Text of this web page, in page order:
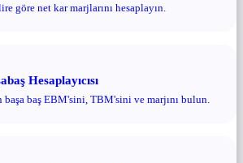
göre net kar marjlarını hesaplayın.
Hesaplayıcısı
başa baş EBM'sini, TBM'sini ve marjını bulun.